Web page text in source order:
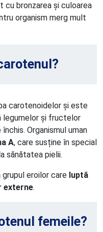
cu bronzarea și culoarea
organism merg mult
carotenoidelor și este
legumelor și fructelor
Organismul uman
A, care susține în special
sănătatea pielii.
eroilor care luptă
externe.
femeile?